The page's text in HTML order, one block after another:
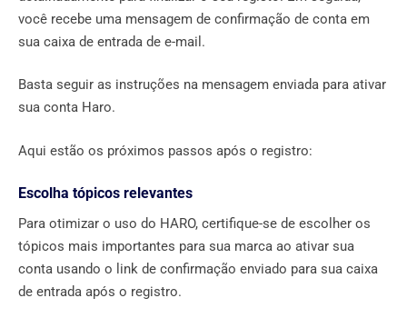
você recebe uma mensagem de confirmação de conta em
sua caixa de entrada de e-mail.
Basta seguir as instruções na mensagem enviada para ativar
sua conta Haro.
Aqui estão os próximos passos após o registro:
Escolha tópicos relevantes
Para otimizar o uso do HARO, certifique-se de escolher os
tópicos mais importantes para sua marca ao ativar sua
conta usando o link de confirmação enviado para sua caixa
de entrada após o registro.